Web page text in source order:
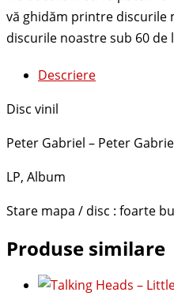
Descriere
Disc vinil
Peter Gabriel – Peter
LP, Album
Stare mapa / disc : foarte
Produse similare